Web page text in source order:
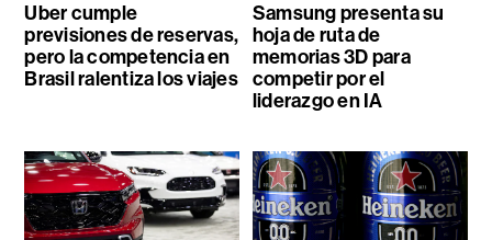
Uber cumple
previsiones de reservas,
pero la competencia en
Brasil ralentiza los viajes
Samsung presenta su
hoja de ruta de
memorias 3D para
competir por el
liderazgo en IA